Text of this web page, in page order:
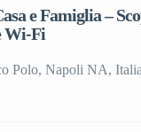
e Famiglia –
Wi-Fi
Polo, Napoli NA, Italia